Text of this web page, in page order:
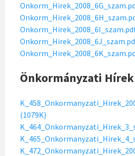
Önkormányzati
(1079K)